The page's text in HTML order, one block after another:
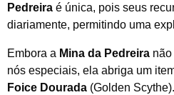
Pedreira é única, pois seus
diariamente, permitindo uma
Embora a Mina da Pedreira não
nós especiais, ela abriga um
Foice Dourada (Golden